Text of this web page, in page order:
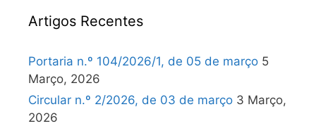
Artigos Recentes
Portaria n.º 104/2026/1, de 05 de março 5
Março, 2026
Circular n.º 2/2026, de 03 de março 3 Março,
2026